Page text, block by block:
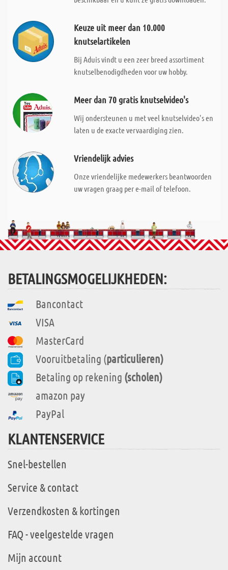
Keuze uit meer dan 10.000
knutselartikelen
Bij Aduis vindt u een zeer breed assortiment
knutselbenodigdheden voor uw hobby.
Meer dan 70 gratis knutselvideo's
Wij ondersteunen u met veel knutselvideo's en
laten u de exacte vervaardiging zien.
Vriendelijk advies
Onze vriendelijke medewerkers beantwoorden
uw vragen graag per e-mail of telefoon.
BETALINGSMOGELIJKHEDEN:
Bancontact
VISA
MasterCard
Vooruitbetaling (particulieren)
Betaling op rekening (scholen)
amazon pay
PayPal
KLANTENSERVICE
Snel-bestellen
Service & contact
Verzendkosten & kortingen
FAQ - veelgestelde vragen
Mijn account